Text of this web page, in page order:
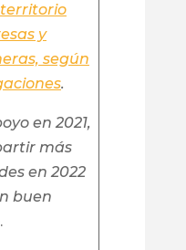
territorio
y
según
.
en 2021,
más
en 2022
buen
.